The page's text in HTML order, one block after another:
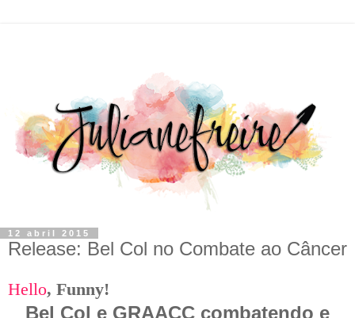
12 abril 2015
Release: Bel Col no Combate ao Câncer
Hello, Funny!
Bel Col e GRAACC combatendo e